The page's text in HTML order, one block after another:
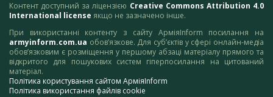
Контент доступний за ліцензією Creative Commons Attribution 4.0
International license якщо не зазначено інше.
При використанні контенту з сайту АрміяInform посилання на
armyinform.com.ua обов’язкове. Для суб’єктів у сфері онлайн-медіа
обов’язковим є розміщення у першому абзаці матеріалу прямого та
відкритого для пошукових систем гіперпосилання на цитований
матеріал.
Політика користування сайтом АрміяInform
Політика використання файлів cookie